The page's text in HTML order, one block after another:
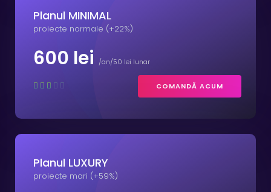
Planul MINIMAL
proiecte normale (+22%)
600 lei /an/50 lei lunar
COMANDĂ ACUM
Planul LUXURY
proiecte mari (+59%)